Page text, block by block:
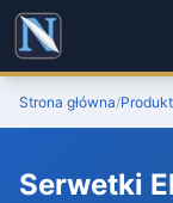
Strona główna/
Serwetki